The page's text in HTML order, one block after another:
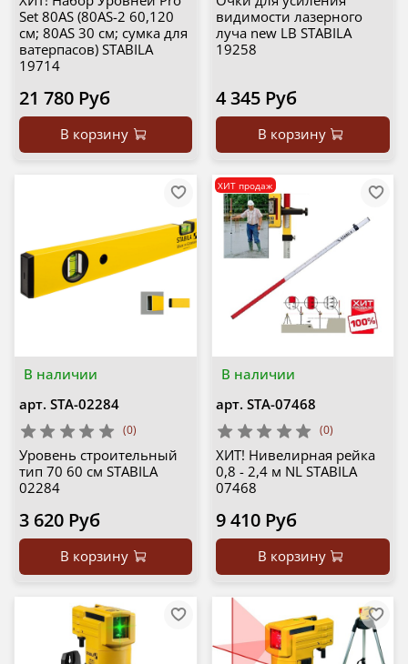
Set 80AS (80AS-2 60,120
см; 80AS 30 см; сумка для
ватерпасов) STABILA
19714
21 780 Руб
В корзину
видимости лазерного
луча new LB STABILA
19258
4 345 Руб
В корзину
В наличии
арт. STA-02284
(0)
Уровень строительный
тип 70 60 см STABILA
02284
3 620 Руб
В корзину
В наличии
ХИТ продаж
арт. STA-07468
(0)
ХИТ! Нивелирная рейка
0,8 - 2,4 м NL STABILA
07468
9 410 Руб
В корзину